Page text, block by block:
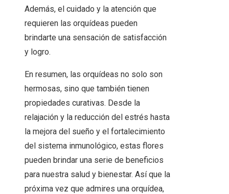
Además, el cuidado y la atención que
requieren las orquídeas pueden
brindarte una sensación de satisfacción
y logro.
En resumen, las orquídeas no solo son
hermosas, sino que también tienen
propiedades curativas. Desde la
relajación y la reducción del estrés hasta
la mejora del sueño y el fortalecimiento
del sistema inmunológico, estas flores
pueden brindar una serie de beneficios
para nuestra salud y bienestar. Así que la
próxima vez que admires una orquídea,